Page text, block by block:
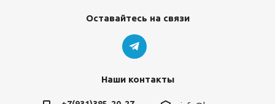
Оставайтесь на связи
Наши контакты